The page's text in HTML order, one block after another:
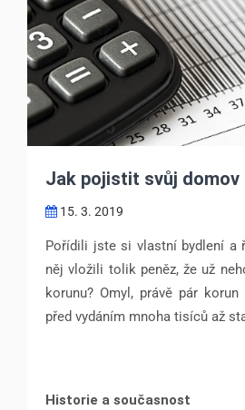
Jak pojistit svůj domov
15. 3. 2019
Pořídili jste si vlastní bydlení a
něj vložili tolik peněz, že už
korunu? Omyl, právě pár
před vydáním mnoha tisíců až
Historie a současnost